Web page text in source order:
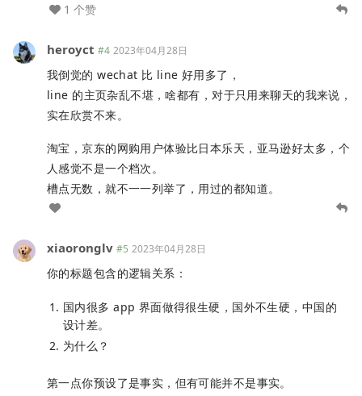
1 个赞
heroyct #4 2023年04月28日
我倒觉的 wechat 比 line 好用多了，
line 的主页杂乱不堪，啥都有，对于只用来聊天的我来说，
实在欣赏不来。
淘宝，京东的网购用户体验比日本乐天，亚马逊好太多，个
人感觉不是一个档次。
槽点无数，就不一一列举了，用过的都知道。
xiaoronglv #5 2023年04月28日
你的标题包含的逻辑关系：
国内很多 app 界面做得很生硬，国外不生硬，中国的
设计差。
为什么？
第一点你预设了是事实，但有可能并不是事实。